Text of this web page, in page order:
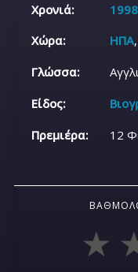
Χρονιά:
1998
Χώρα:
ΗΠΑ,
Γλώσσα:
Είδος:
Πρεμιέρα:
12